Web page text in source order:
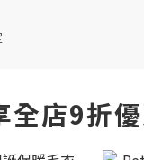
全店9折